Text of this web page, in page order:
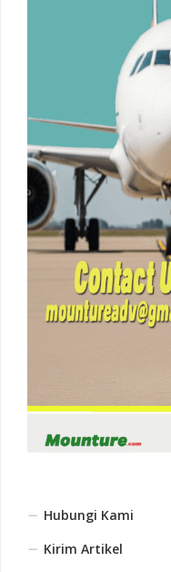
Hubungi Kami
Kirim Artikel